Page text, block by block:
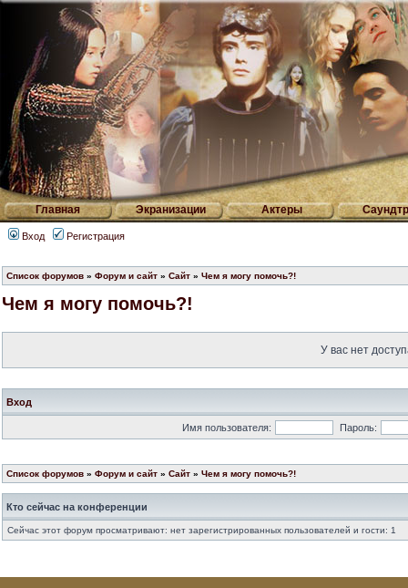
Главная Экранизации Актеры
Вход Регистрация
Список форумов » Форум и сайт » Сайт » Чем я могу помочь?!
Чем я могу помочь?!
У вас нет
Вход
Имя пользователя: Пароль:
Список форумов » Форум и сайт » Сайт » Чем я могу помочь?!
Кто сейчас на конференции
Сейчас этот форум просматривают: нет зарегистрированных пользователей и гости: 1